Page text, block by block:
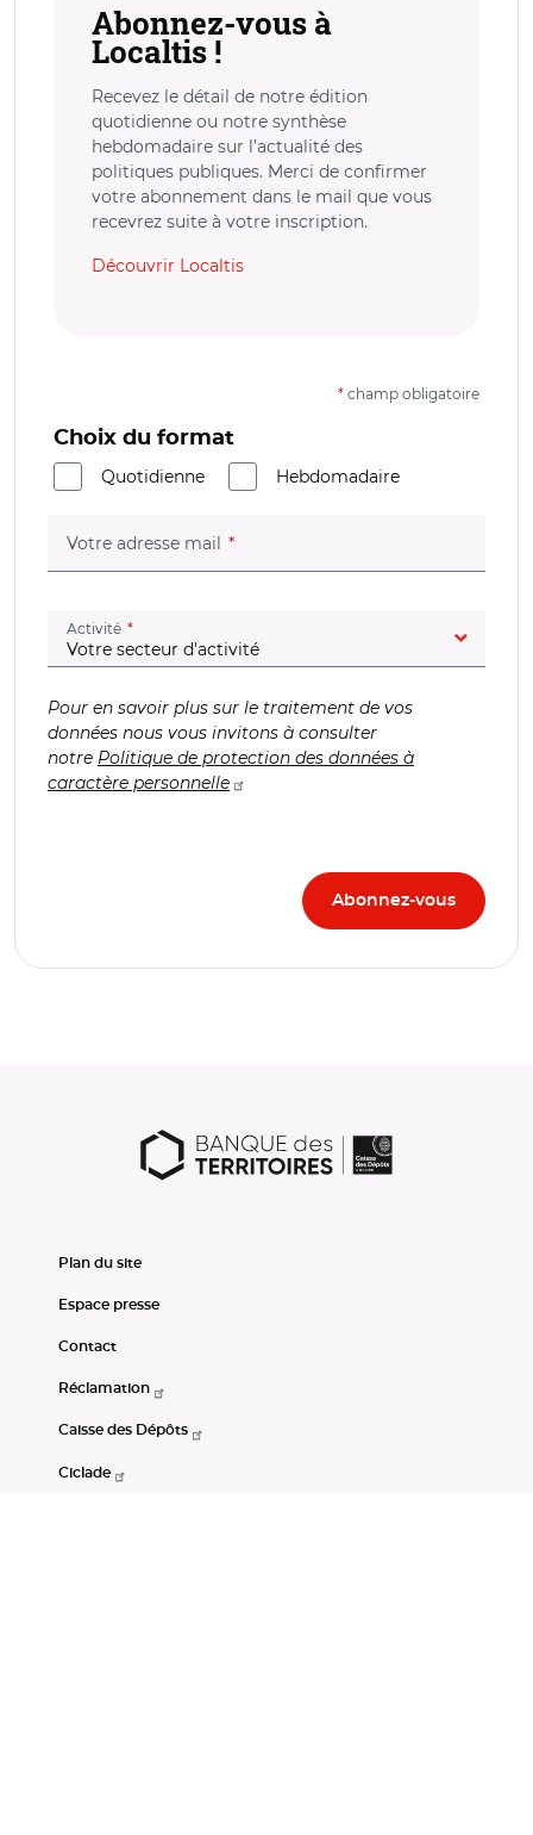
Abonnez-vous à
Localtis !
Recevez le détail de notre édition
quotidienne ou notre synthèse
hebdomadaire sur l’actualité des
politiques publiques. Merci de confirmer
votre abonnement dans le mail que vous
recevrez suite à votre inscription.
Découvrir Localtis
* champ obligatoire
Choix du format
Quotidienne
Hebdomadaire
Votre adresse mail (champ obligatoire)
Activité (champ obligatoire)
Pour en savoir plus sur le traitement de vos
données nous vous invitons à consulter
notre Politique de protection des données à
caractère personnelle
Plan du site
Espace presse
Contact
Réclamation
Caisse des Dépôts
Ciclade